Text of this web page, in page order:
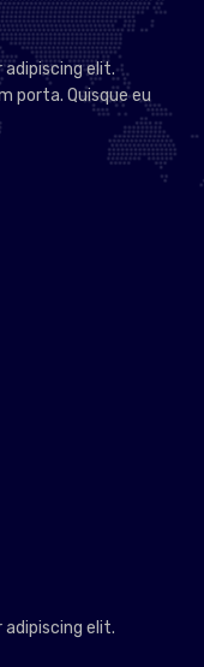
elit.
porta. Quisque eu
elit.